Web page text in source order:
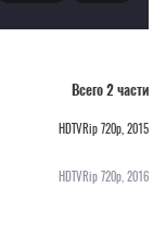
Всего 2 части
HDTVRip 720p, 2015
HDTVRip 720p, 2016